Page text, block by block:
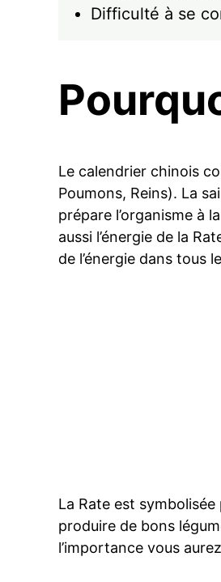
Difficulté à se
Le calendrier chinois
Poumons, Reins). La
prépare l’organisme à
aussi l’énergie de la
de l’énergie dans tous
La Rate est symbolisée
produire de bons
l’importance vous